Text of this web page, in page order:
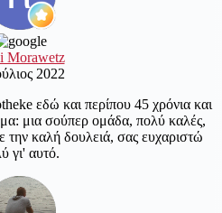
Morawetz
2022
εδώ και περίπου 45 χρόνια και
μια σούπερ ομάδα, πολύ καλές,
την καλή δουλειά, σας ευχαριστώ
γι' αυτό.